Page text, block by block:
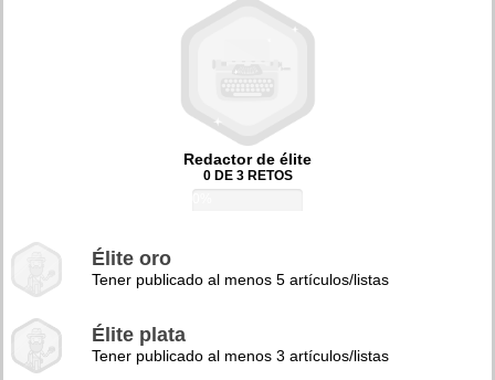
Redactor de élite
0 DE 3 RETOS
Élite oro
Tener publicado al menos 5 artículos/listas
Élite plata
Tener publicado al menos 3 artículos/listas